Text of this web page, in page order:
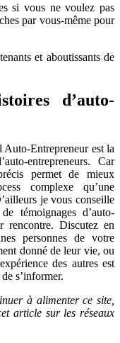
si vous ne voulez pas
par vous-même pour
et aboutissants de
d’auto-
Auto-Entrepreneur est la
entrepreneurs. Car
permet de mieux
complexe qu’une
je vous conseille
témoignages d’auto-
rencontre. Discutez en
personnes de votre
donné de leur vie, ou
des autres est
s’informer.
à alimenter ce site,
article sur les réseaux